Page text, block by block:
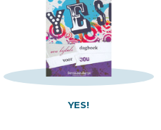
YES!